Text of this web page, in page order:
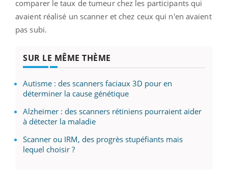
comparer le taux de tumeur chez les participants qui
avaient réalisé un scanner et chez ceux qui n'en avaient
pas subi.
SUR LE MÊME THÈME
Autisme : des scanners faciaux 3D pour en
déterminer la cause génétique
Alzheimer : des scanners rétiniens pourraient aider
à détecter la maladie
Scanner ou IRM, des progrès stupéfiants mais
lequel choisir ?